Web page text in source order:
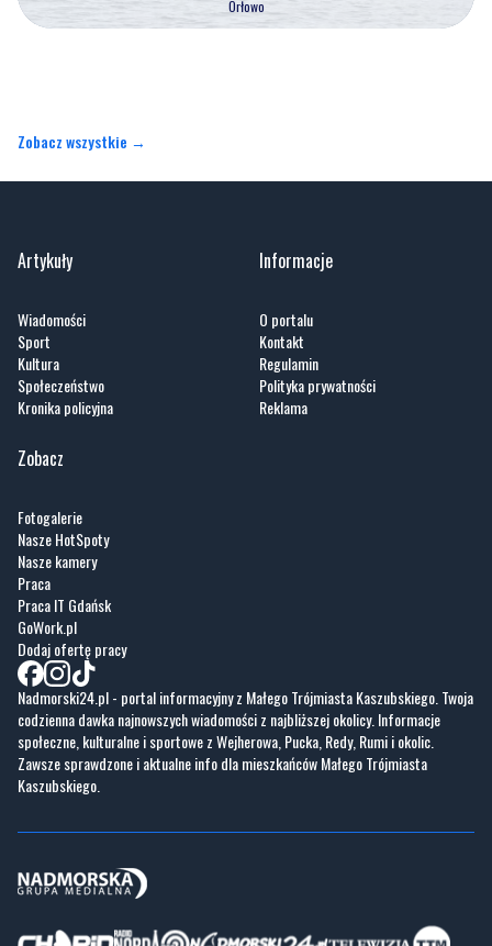
Orłowo
Zobacz wszystkie →
Artykuły
Wiadomości
Sport
Kultura
Społeczeństwo
Kronika policyjna
Informacje
O portalu
Kontakt
Regulamin
Polityka prywatności
Reklama
Zobacz
Fotogalerie
Nasze HotSpoty
Nasze kamery
Praca
Praca IT Gdańsk
GoWork.pl
Dodaj ofertę pracy
Nadmorski24.pl - portal informacyjny z Małego Trójmiasta Kaszubskiego. Twoja
codzienna dawka najnowszych wiadomości z najbliższej okolicy. Informacje
społeczne, kulturalne i sportowe z Wejherowa, Pucka, Redy, Rumi i okolic.
Zawsze sprawdzone i aktualne info dla mieszkańców Małego Trójmiasta
Kaszubskiego.